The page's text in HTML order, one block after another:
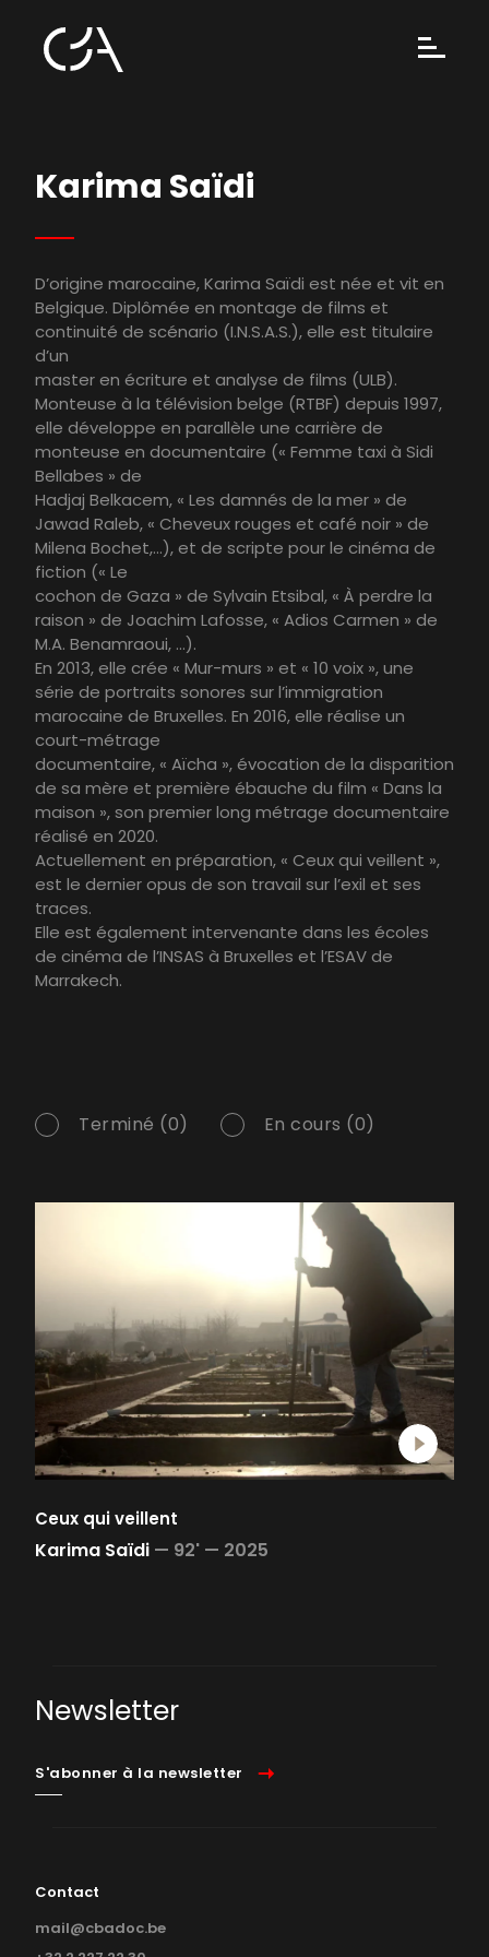
Karima Saïdi
D’origine marocaine, Karima Saïdi est née et vit en
Belgique. Diplômée en montage de films et
continuité de scénario (I.N.S.A.S.), elle est titulaire
d’un
master en écriture et analyse de films (ULB).
Monteuse à la télévision belge (RTBF) depuis 1997,
elle développe en parallèle une carrière de
monteuse en documentaire (« Femme taxi à Sidi
Bellabes » de
Hadjaj Belkacem, « Les damnés de la mer » de
Jawad Raleb, « Cheveux rouges et café noir » de
Milena Bochet,…), et de scripte pour le cinéma de
fiction (« Le
cochon de Gaza » de Sylvain Etsibal, « À perdre la
raison » de Joachim Lafosse, « Adios Carmen » de
M.A. Benamraoui, …).
En 2013, elle crée « Mur-murs » et « 10 voix », une
série de portraits sonores sur l’immigration
marocaine de Bruxelles. En 2016, elle réalise un
court-métrage
documentaire, « Aïcha », évocation de la disparition
de sa mère et première ébauche du film « Dans la
maison », son premier long métrage documentaire
réalisé en 2020.
Actuellement en préparation, « Ceux qui veillent »,
est le dernier opus de son travail sur l’exil et ses
traces.
Elle est également intervenante dans les écoles
de cinéma de l’INSAS à Bruxelles et l’ESAV de
Marrakech.
Terminé (0) En cours (0)
Ceux qui veillent
Karima Saïdi — 92' — 2025
Newsletter
S'abonner à la newsletter
Contact
mail@cbadoc.be